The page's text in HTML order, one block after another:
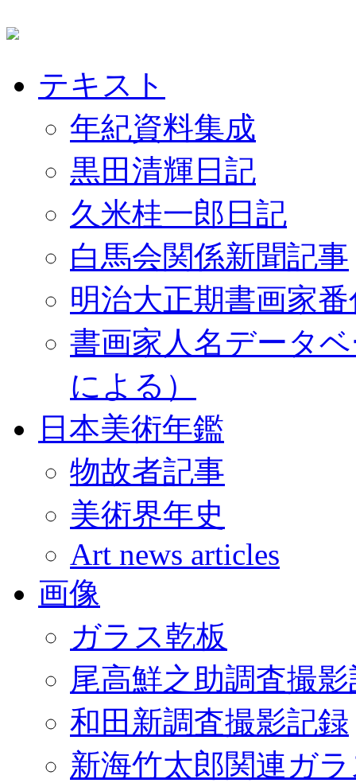
テキスト
年紀資料集成
黒田清輝日記
久米桂一郎日記
白馬会関係新聞記事
明治大正期書画家
書画家人名データ
による）
日本美術年鑑
物故者記事
美術界年史
Art news articles
画像
ガラス乾板
尾高鮮之助調査撮
和田新調査撮影記録
新海竹太郎関連ガ